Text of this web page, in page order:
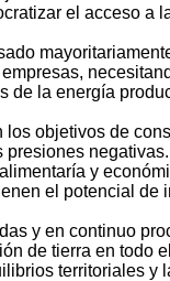
el acceso a
de la energía
objetivos de
y
el potencial de
y en continuo
de tierra en todo
territoriales y